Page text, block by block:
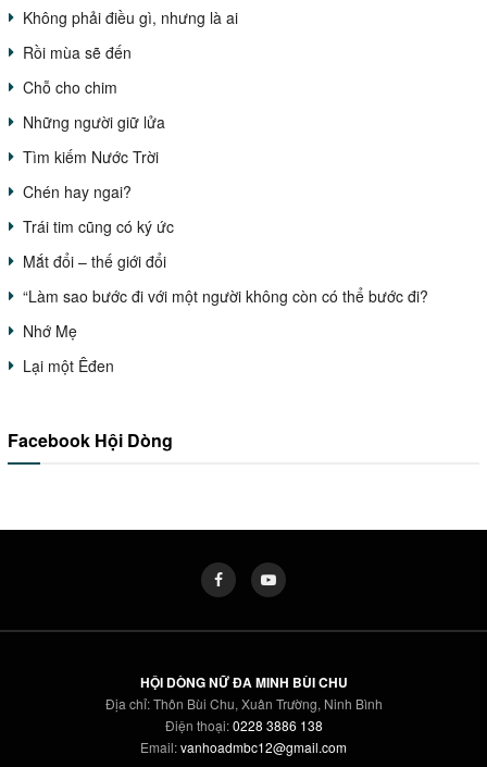
Không phải điều gì, nhưng là ai
Rồi mùa sẽ đến
Chỗ cho chim
Những người giữ lửa
Tìm kiếm Nước Trời
Chén hay ngai?
Trái tim cũng có ký ức
Mắt đổi – thế giới đổi
“Làm sao bước đi với một người không còn có thể bước đi?
Nhớ Mẹ
Lại một Êđen
Facebook Hội Dòng
HỘI DÒNG NỮ ĐA MINH BÙI CHU
Địa chỉ: Thôn Bùi Chu, Xuân Trường, Ninh Bình
Điện thoại:0228 3886 138
Email:vanhoadmbc12@gmail.com